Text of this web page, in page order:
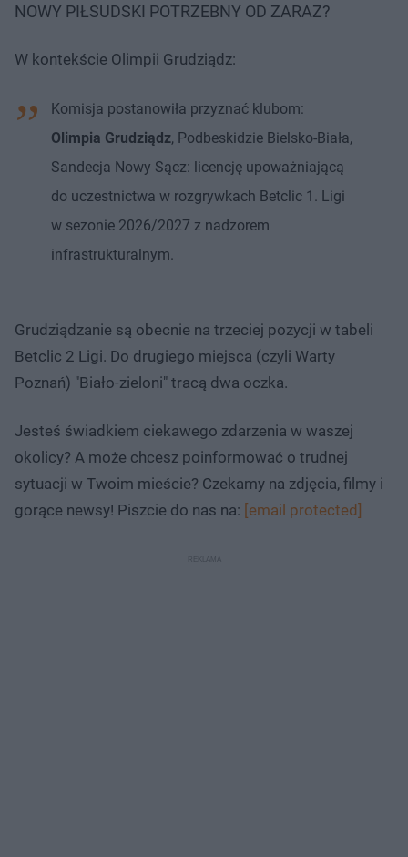
NOWY PIŁSUDSKI POTRZEBNY OD ZARAZ?
W kontekście Olimpii Grudziądz:
Komisja postanowiła przyznać klubom:
Olimpia Grudziądz, Podbeskidzie Bielsko-Biała,
Sandecja Nowy Sącz: licencję upoważniającą
do uczestnictwa w rozgrywkach Betclic 1. Ligi
w sezonie 2026/2027 z nadzorem
infrastrukturalnym.
Grudziądzanie są obecnie na trzeciej pozycji w tabeli
Betclic 2 Ligi. Do drugiego miejsca (czyli Warty
Poznań) "Biało-zieloni" tracą dwa oczka.
Jesteś świadkiem ciekawego zdarzenia w waszej
okolicy? A może chcesz poinformować o trudnej
sytuacji w Twoim mieście? Czekamy na zdjęcia, filmy i
gorące newsy! Piszcie do nas na: [email protected]